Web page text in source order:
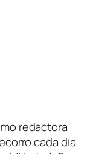
redactora
cada día